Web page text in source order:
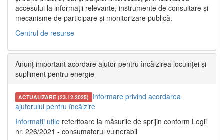
accesului la informații relevante, instrumente de consultare și
mecanisme de participare și monitorizare publică.
Centrul de resurse
Anunț important acordare ajutor pentru încălzirea locuinței și
supliment pentru energie
ACTUALIZARE (23.12.2025) Informare privind acordarea
ajutorului pentru încălzire
Informații utile referitoare la măsurile de sprijin conform Legii
nr. 226/2021 - consumatorul vulnerabil